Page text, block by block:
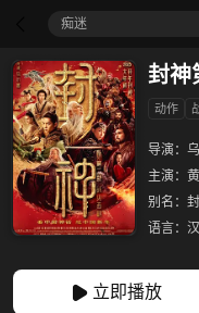
痴迷
封神
动作
导演：
主演：
别名：
语言：
立即播放